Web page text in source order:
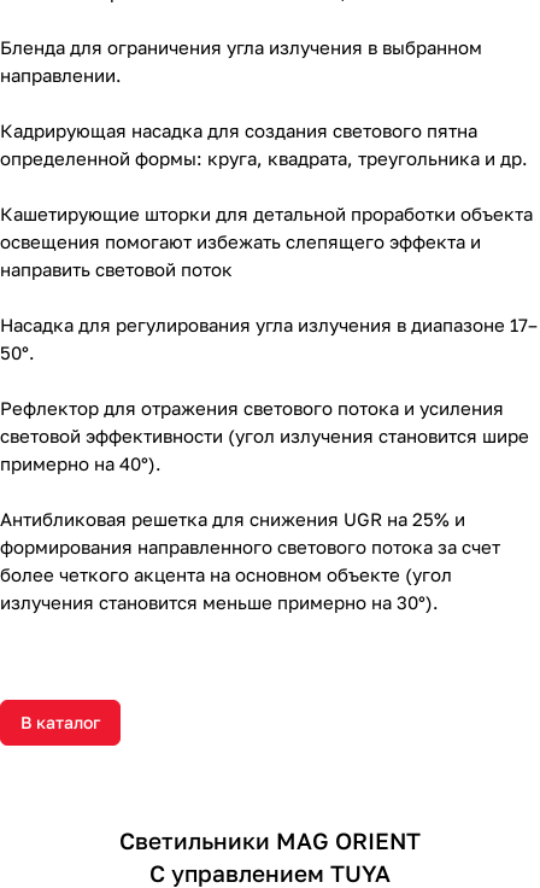
Бленда для ограничения угла излучения в выбранном
направлении.
Кадрирующая насадка для создания светового пятна
определенной формы: круга, квадрата, треугольника и др.
Кашетирующие шторки для детальной проработки объекта
освещения помогают избежать слепящего эффекта и
направить световой поток
Насадка для регулирования угла излучения в диапазоне 17–
50°.
Рефлектор для отражения светового потока и усиления
световой эффективности (угол излучения становится шире
примерно на 40°).
Антибликовая решетка для снижения UGR на 25% и
формирования направленного светового потока за счет
более четкого акцента на основном объекте (угол
излучения становится меньше примерно на 30°).
В каталог
Светильники MAG ORIENT
С управлением TUYA